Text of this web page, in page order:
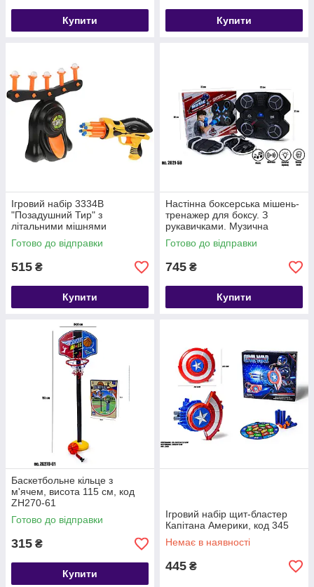
Купити Купити
Ігровий набір 3334B
"Позадушний Тир" з
літальними мішнями
(відеообзор)
Готово до відправки
515 ₴
Купити
Настінна боксерська мішень-
тренажер для боксу. З
рукавичками. Музична
Готово до відправки
745 ₴
Купити
Баскетбольне кільце з
м'ячем, висота 115 см, код
ZH270-61
Готово до відправки
315 ₴
Купити
Ігровий набір щит-бластер
Капітана Америки, код 345
Немає в наявності
445 ₴